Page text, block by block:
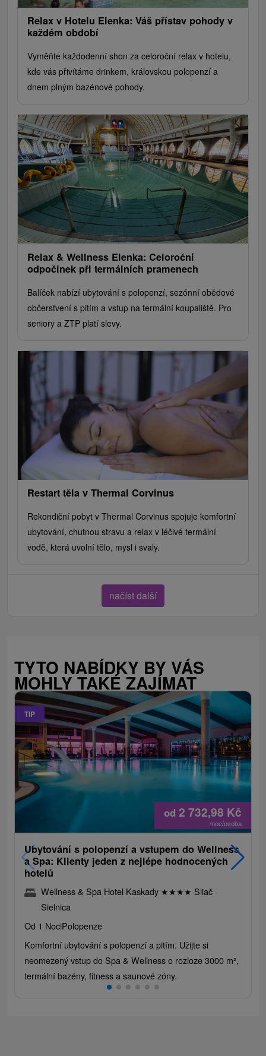
Relax v Hotelu Elenka: Váš přístav pohody v
každém období
Vyměňte každodenní shon za celoroční relax v hotelu,
kde vás přivítáme drinkem, královskou polopenzí a
dnem plným bazénové pohody.
Relax & Wellness Elenka: Celoroční
odpočinek při termálních pramenech
Balíček nabízí ubytování s polopenzí, sezónní obědové
občerstvení s pitím a vstup na termální koupaliště. Pro
seniory a ZTP platí slevy.
Restart těla v Thermal Corvinus
Rekondiční pobyt v Thermal Corvinus spojuje komfortní
ubytování, chutnou stravu a relax v léčivé termální
vodě, která uvolní tělo, mysl i svaly.
načíst další
TYTO NABÍDKY BY VÁS
MOHLY TAKÉ ZAJÍMAT
TIP
od 2 732,98 Kč
/noc/osoba
Ubytování s polopenzí a vstupem do Wellness
a Spa: Klienty jeden z nejlépe hodnocených
hotelů
Wellness & Spa Hotel Kaskady ★★★★ Sliač -
Sielnica
Od 1 NociPolopenze
Komfortní ubytování s polopenzí a pitím. Užijte si
neomezený vstup do Spa & Wellness o rozloze 3000 m²,
termální bazény, fitness a saunové zóny.